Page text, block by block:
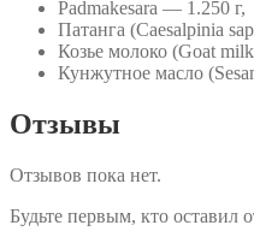
Padmakesara — 1.250 г,
Патанга (Caesalpinia
Козье молоко (Goat
Кунжутное масло
Отзывы
Отзывов пока нет.
Будьте первым, кто оставил